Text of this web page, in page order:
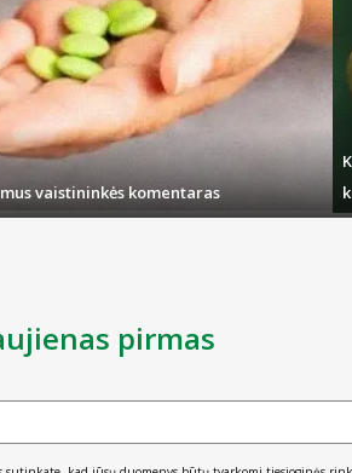
vaistininkės komentaras
pirmas